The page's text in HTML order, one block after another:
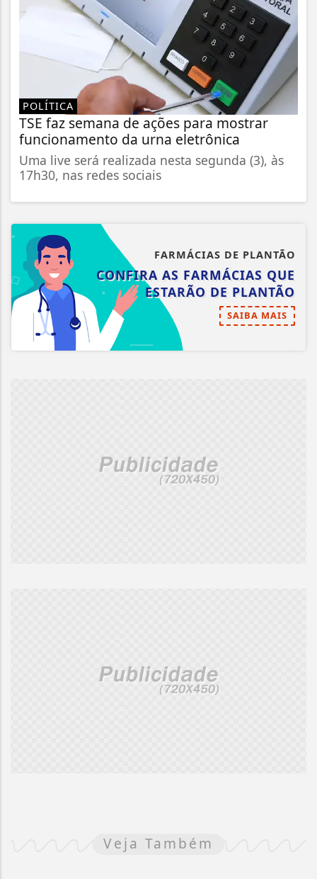
POLÍTICA
TSE faz semana de ações para mostrar
funcionamento da urna eletrônica
Uma live será realizada nesta segunda (3), às
17h30, nas redes sociais
FARMÁCIAS DE PLANTÃO
CONFIRA AS FARMÁCIAS QUE
ESTARÃO DE PLANTÃO
SAIBA MAIS
Veja Também